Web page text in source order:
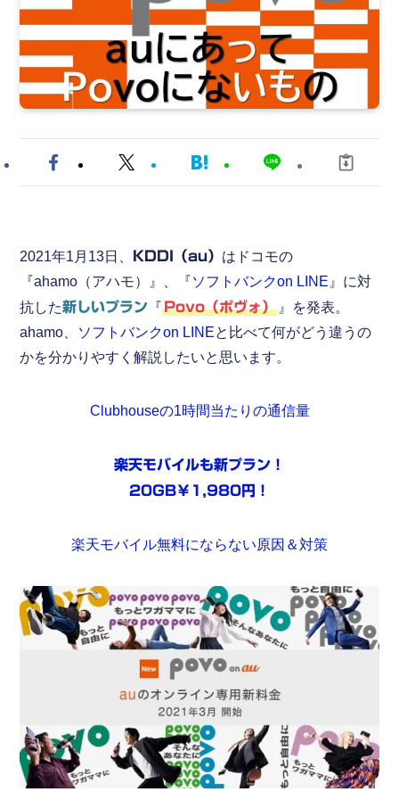
2021年1月13日、 KDDI（au） はドコモの
『ahamo（アハモ）』、『ソフトバンクon LINE 』に対
抗した新しいプラン 『Povo（ポヴォ） 』を発表。
ahamo、 ソフトバンクon LINEと比べて何がどう違うの
かを分かりやすく解説したいと思います。
Clubhouseの1時間当たりの通信量
楽天モバイルも新プラン！
20GB￥1,980円！
楽天モバイル無料にならない原因＆対策